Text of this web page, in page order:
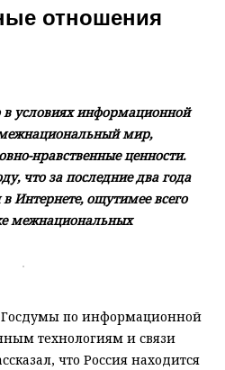
отношения
в условиях информационной
мир,
нравственные ценности.
что за последние два года
Интернете, ощутимее всего
межнациональных
Госдумы по информационной
технологиям и связи
что Россия находится